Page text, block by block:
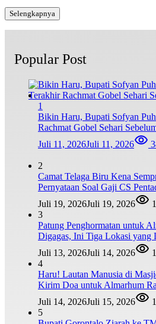
Selengkapnya
Popular Post
1
Bikin Haru, Bupati Sofyan
Rachmat Gobel Sehari
Juli 11, 2026Juli 11, 2026
2
Camat Telaga Biru Kena
Pernyataan Soal Gaji CS
Juli 19, 2026Juli 19, 2026
3
Patung Penghormatan untuk
Digagas, Ini Tiga Lokasi yang
Juli 13, 2026Juli 14, 2026
4
Haru! Lautan Manusia di
Kirim Doa untuk Almarhum
Juli 14, 2026Juli 15, 2026
5